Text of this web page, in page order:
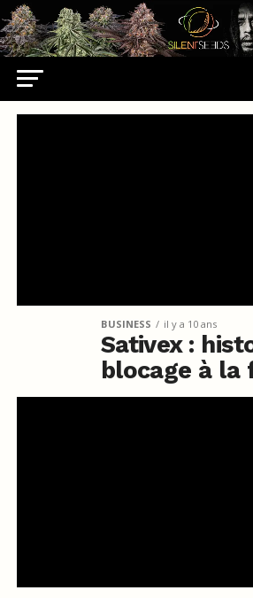
BUSINESS il y a 10 ans
Sativex :
blocage à la